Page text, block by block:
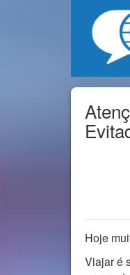
Hoje
Viajar é